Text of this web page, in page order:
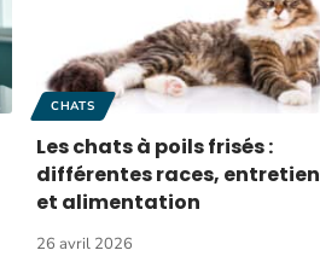
CHATS
Les chats à poils frisés :
différentes races, entretien
et alimentation
26 avril 2026